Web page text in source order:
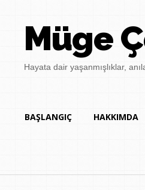
Müge
Hayata dair yaşanmışlıklar,
BAŞLANGIÇ HAKKIMDA